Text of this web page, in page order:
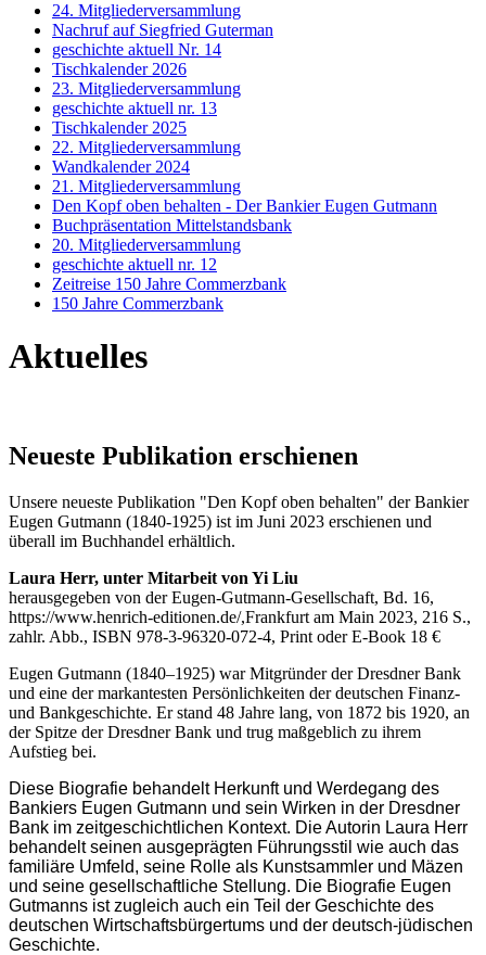
24. Mitgliederversammlung
Nachruf auf Siegfried Guterman
geschichte aktuell Nr. 14
Tischkalender 2026
23. Mitgliederversammlung
geschichte aktuell nr. 13
Tischkalender 2025
22. Mitgliederversammlung
Wandkalender 2024
21. Mitgliederversammlung
Den Kopf oben behalten - Der Bankier Eugen Gutmann
Buchpräsentation Mittelstandsbank
20. Mitgliederversammlung
geschichte aktuell nr. 12
Zeitreise 150 Jahre Commerzbank
150 Jahre Commerzbank
Aktuelles
Neueste Publikation erschienen
Unsere neueste Publikation "Den Kopf oben behalten" der Bankier
Eugen Gutmann (1840-1925) ist im Juni 2023 erschienen und
überall im Buchhandel erhältlich.
Laura Herr, unter Mitarbeit von Yi Liu
herausgegeben von der Eugen-Gutmann-Gesellschaft, Bd. 16,
https://www.henrich-editionen.de/,Frankfurt am Main 2023, 216 S.,
zahlr. Abb., ISBN 978-3-96320-072-4, Print oder E-Book 18 €
Eugen Gutmann (1840–1925) war Mitgründer der Dresdner Bank
und eine der markantesten Persönlichkeiten der deutschen Finanz-
und Bankgeschichte. Er stand 48 Jahre lang, von 1872 bis 1920, an
der Spitze der Dresdner Bank und trug maßgeblich zu ihrem
Aufstieg bei.
Diese Biografie behandelt Herkunft und Werdegang des
Bankiers Eugen Gutmann und sein Wirken in der Dresdner
Bank im zeitgeschichtlichen Kontext. Die Autorin Laura Herr
behandelt seinen ausgeprägten Führungsstil wie auch das
familiäre Umfeld, seine Rolle als Kunstsammler und Mäzen
und seine gesellschaftliche Stellung. Die Biografie Eugen
Gutmanns ist zugleich auch ein Teil der Geschichte des
deutschen Wirtschaftsbürgertums und der deutsch-jüdischen
Geschichte.